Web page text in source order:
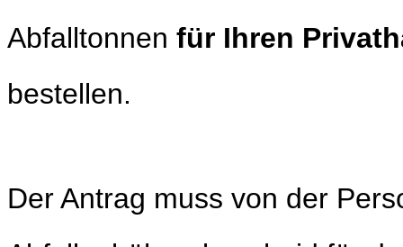
Abfalltonnen für Ihren
bestellen.
Der Antrag muss von der